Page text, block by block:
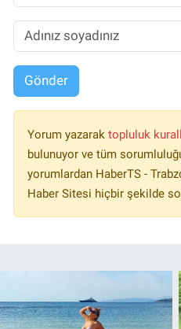
Gönder
Yorum yazarak topluluk
bulunuyor ve tüm
yorumlardan HaberTS -
Haber Sitesi hiçbir şekilde